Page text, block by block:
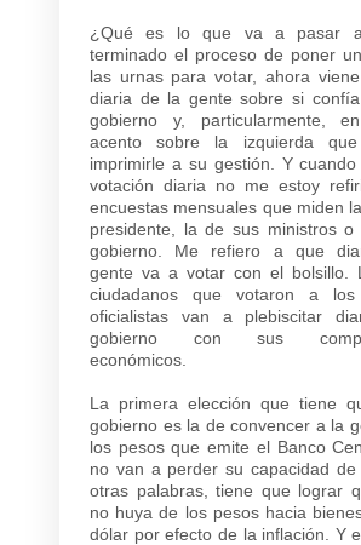
¿Qué es lo que va a pasar
terminado el proceso de poner
las urnas para votar, ahora
diaria de la gente sobre si
gobierno y, particularmente,
acento sobre la izquierda
imprimirle a su gestión. Y
votación diaria no me estoy
encuestas mensuales que miden
presidente, la de sus ministros
gobierno. Me refiero a que
gente va a votar con el bolsillo.
ciudadanos que votaron a los
oficialistas van a plebiscitar
gobierno con sus
económicos.
La primera elección que tiene
gobierno es la de convencer a la
los pesos que emite el Banco
no van a perder su capacidad de
otras palabras, tiene que lograr
no huya de los pesos hacia
dólar por efecto de la inflación. Y